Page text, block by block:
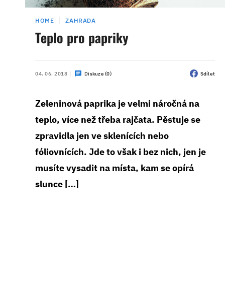
HOME ZAHRADA
Teplo pro papriky
04. 06. 2018 Diskuze (0) Sdílet
Zeleninová paprika je velmi náročná na
teplo, více než třeba rajčata. Pěstuje se
zpravidla jen ve sklenících nebo
fóliovnících. Jde to však i bez nich, jen je
musíte vysadit na místa, kam se opírá
slunce […]